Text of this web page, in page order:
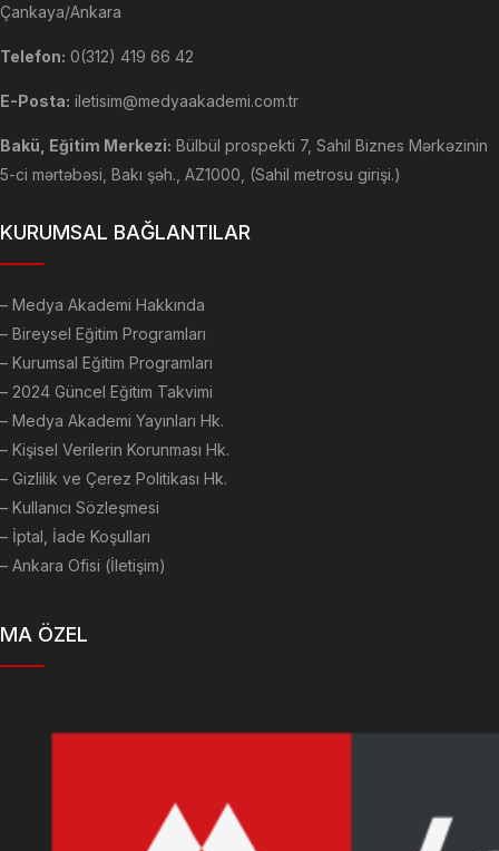
Çankaya/Ankara
Telefon: 0(312) 419 66 42
E-Posta: iletisim@medyaakademi.com.tr
Bakü, Eğitim Merkezi: Bülbül prospekti 7, Sahil Biznes Mərkəzinin
5-ci mərtəbəsi, Bakı şəh., AZ1000, (Sahil metrosu girişi.)
KURUMSAL BAĞLANTILAR
– Medya Akademi Hakkında
– Bireysel Eğitim Programları
– Kurumsal Eğitim Programları
– 2024 Güncel Eğitim Takvimi
– Medya Akademi Yayınları Hk.
– Kişisel Verilerin Korunması Hk.
– Gizlilik ve Çerez Politikası Hk.
– Kullanıcı Sözleşmesi
– İptal, İade Koşulları
– Ankara Ofisi (İletişim)
MA ÖZEL